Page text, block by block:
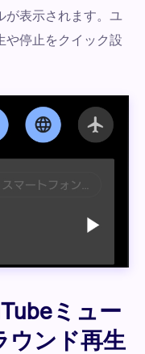
が表示されます。ユ
や停止をクイック設
ミュー
ウンド再生